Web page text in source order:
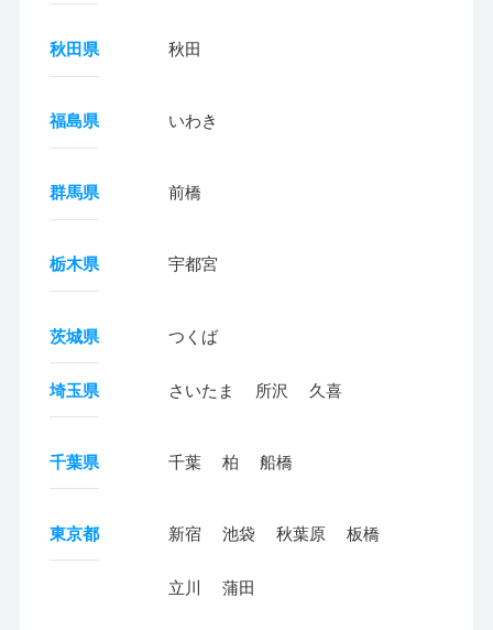
秋田県 秋田
福島県 いわき
群馬県 前橋
栃木県 宇都宮
茨城県 つくば
埼玉県 さいたま 所沢 久喜
千葉県 千葉 柏 船橋
東京都 新宿 池袋 秋葉原 板橋
立川 蒲田